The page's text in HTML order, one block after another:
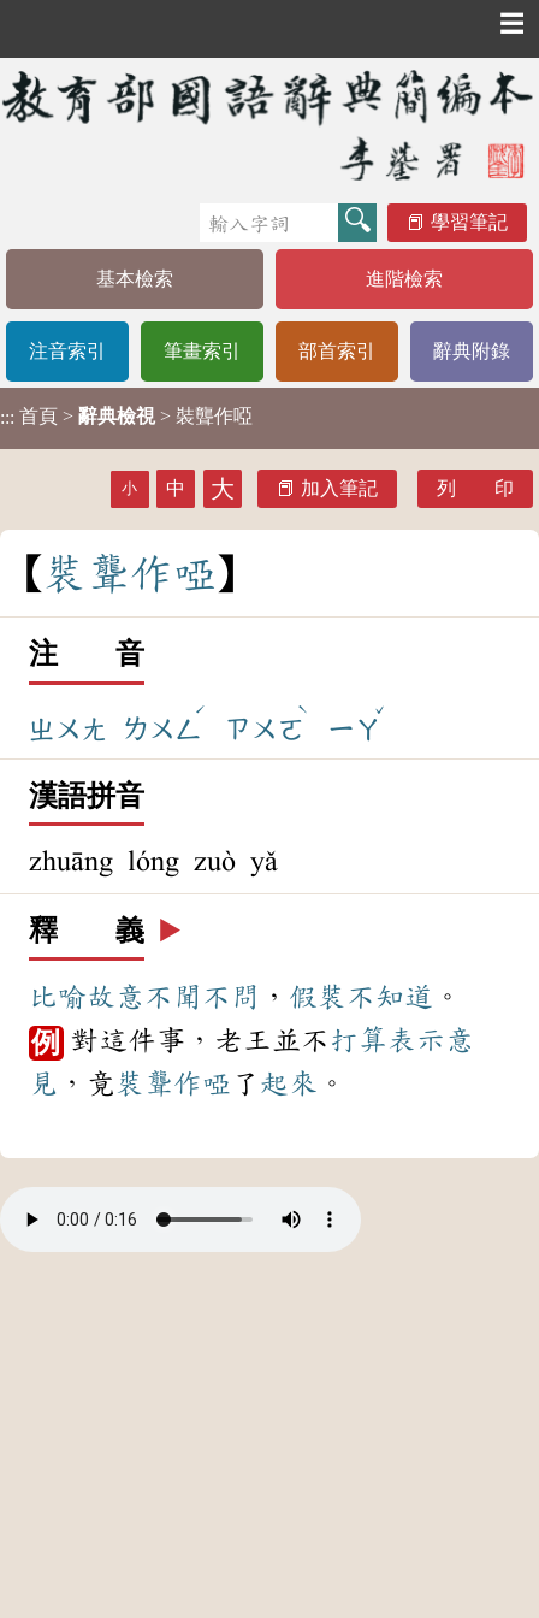
☰
學習筆記
基本檢索 進階檢索
注音索引 筆畫索引 部首索引 辭典附錄
::: 首頁 > 辭典檢視 > 裝聾作啞
小 中 大 加入筆記 列 印
裝 聾作啞
注 音
ㄓㄨㄤ ㄌㄨㄥ
ˊ
ㄗㄨㄛ
ˋ
ㄧㄚ
ˇ
漢語拼音
zhuāng lóng zuò yǎ
釋 義 ▶️
比喻故意 不聞不問 ， 假裝 不知道 。
例 對這件事，老王並不 打算表示 意
見 ，竟 裝聾作啞 了 起來 。